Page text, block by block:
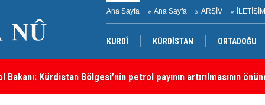
Ana Sayfa Ana Sayfa ARŞİV İLETİŞİM
KURDÎ KÜRDİSTAN ORTADOĞU